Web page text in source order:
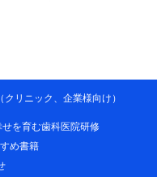
クリニック、企業様向け）
せを育む歯科医院研修
め書籍